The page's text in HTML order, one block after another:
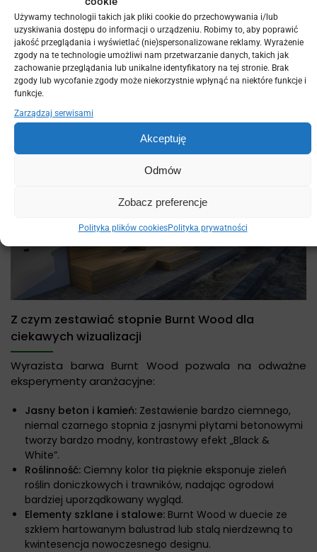
Używamy technologii takich jak pliki cookie do przechowywania i/lub
uzyskiwania dostępu do informacji o urządzeniu. Robimy to, aby poprawić
jakość przeglądania i wyświetlać (nie)spersonalizowane reklamy. Wyrażenie
zgody na te technologie umożliwi nam przetwarzanie danych, takich jak
zachowanie przeglądania lub unikalne identyfikatory na tej stronie. Brak
zgody lub wycofanie zgody może niekorzystnie wpłynąć na niektóre funkcje i
funkcje.
Zarządzaj serwisami
Akceptuję
Odmów
Zobacz preferencje
Polityka plików cookiesPolityka prywatności
Z czym zestawiać stopnie Burnt Wood dla
ciekawych wizualizacji
Wyrazista barwa Burnt Wood pozwala na odważne
eksperymenty aranżacyjne:
Jasny beton i kamień: Zestawienie bardzo ciemnego,
niemal czarnego stopnia z jasnymi płytami betonowymi
tworzy bardzo modny, kontrastowy efekt „Black &
White”.
Roślinność: Ciemny kolor tła pięknie eksponuje zieleń
roślin doniczkowych i trawników, nadając ogrodowi
bardziej uporządkowany wygląd.
Elementy szklane i stalowe: Burnt Wood w duecie ze
szkłem hartowanym balustrad lub stalą nierdzewną to
kwintesencja nowoczesnego designu.